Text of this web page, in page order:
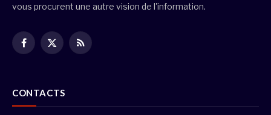
vous procurent une autre vision de l'information.
Facebook
X
RSS
CONTACTS